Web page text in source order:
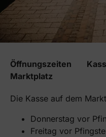
Öffnungszeiten
Marktplatz
Die Kasse auf dem
Donnerstag vor
Freitag vor